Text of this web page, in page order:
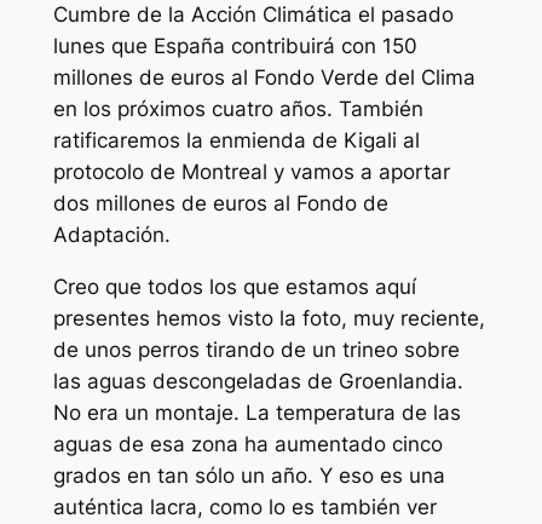
Cumbre de la Acción Climática el pasado
lunes que España contribuirá con 150
millones de euros al Fondo Verde del Clima
en los próximos cuatro años. También
ratificaremos la enmienda de Kigali al
protocolo de Montreal y vamos a aportar
dos millones de euros al Fondo de
Adaptación.
Creo que todos los que estamos aquí
presentes hemos visto la foto, muy reciente,
de unos perros tirando de un trineo sobre
las aguas descongeladas de Groenlandia.
No era un montaje. La temperatura de las
aguas de esa zona ha aumentado cinco
grados en tan sólo un año. Y eso es una
auténtica lacra, como lo es también ver